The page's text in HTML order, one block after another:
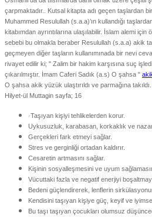
çarpmaktadır.. Kutsal kitapta adı geçen taşlardan
Muhammed Resulullah (s.a.a)’ın kullandığı
kitabımdan ayrıntılarına ulaşılabilir. İslam alemi
sebebi bu olmakla beraber Resulullah (s.a.a) akik
geçmeyen diğer taşların kullanımınada bir nevi
rivayet edilir ki; " Zalim bir hakim karşısına suç
çıkarılmıştır. İmam Caferi Sadık (a.s) O şahsa "
O şahsa akik yüzük ulaştırıldı ve parmağına
Hilyet-ül Muttagin sayfa; 16
·Taşıyan kişiyi tehlikelerden korur.
Uykusuzluk, karabasan, korkaklık ve
Gerçekleri fark etmeyi sağlar.
Stres ve gerginliği ortadan kaldırır.
Cesaretin artmasını sağlar.
Kişinin sosyalleşmesini ve uyum
Vücuttaki fazla ve negatif enerjiyi
Bedeni güçlendirerek, lenflerin
Kendisini taşıyan kişiye güç, keyif ve
Bu taşı taşıyan çocukları olumsuz